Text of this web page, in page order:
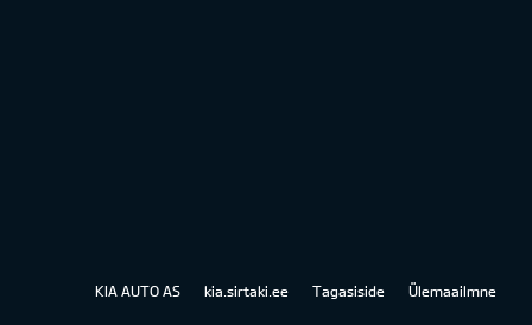
KIA AUTO AS kia.sirtaki.ee Tagasiside Ülemaailmne